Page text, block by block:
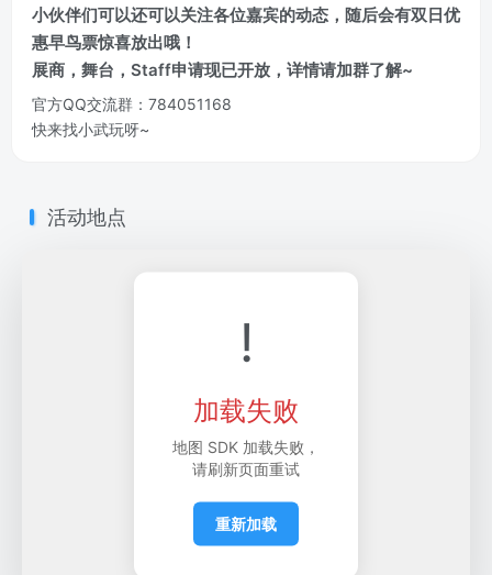
小伙伴们可以还可以关注各位嘉宾的动态，随后会有双日优
惠早鸟票惊喜放出哦！
展商，舞台，Staff申请现已开放，详情请加群了解~
官方QQ交流群：784051168
快来找小武玩呀~
活动地点
!
加载失败
地图 SDK 加载失败，
请刷新页面重试
重新加载